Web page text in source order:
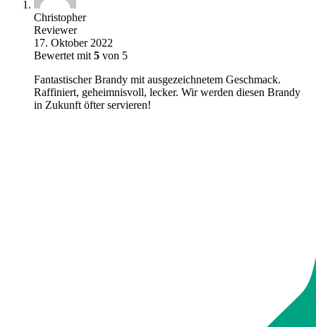
Christopher
Reviewer
17. Oktober 2022
Bewertet mit 5 von 5
Fantastischer Brandy mit ausgezeichnetem Geschmack.
Raffiniert, geheimnisvoll, lecker. Wir werden diesen Brandy
in Zukunft öfter servieren!